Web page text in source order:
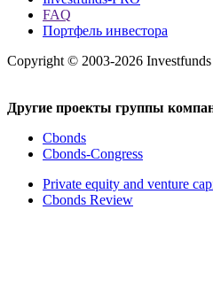
FAQ
Портфель инвестора
Copyright © 2003-2026 Investfunds
Другие проекты группы
Cbonds
Cbonds-Congress
Private equity and venture
Cbonds Review